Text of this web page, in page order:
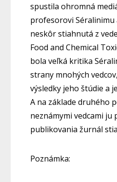
spustila ohromná
profesorovi Séralinimu
neskôr stiahnutá z
Food and Chemical
bola veľká kritika
strany mnohých
výsledky jeho štúdie a
A na základe druhého
neznámymi vedcami ju
publikovania žurnál
Poznámka: